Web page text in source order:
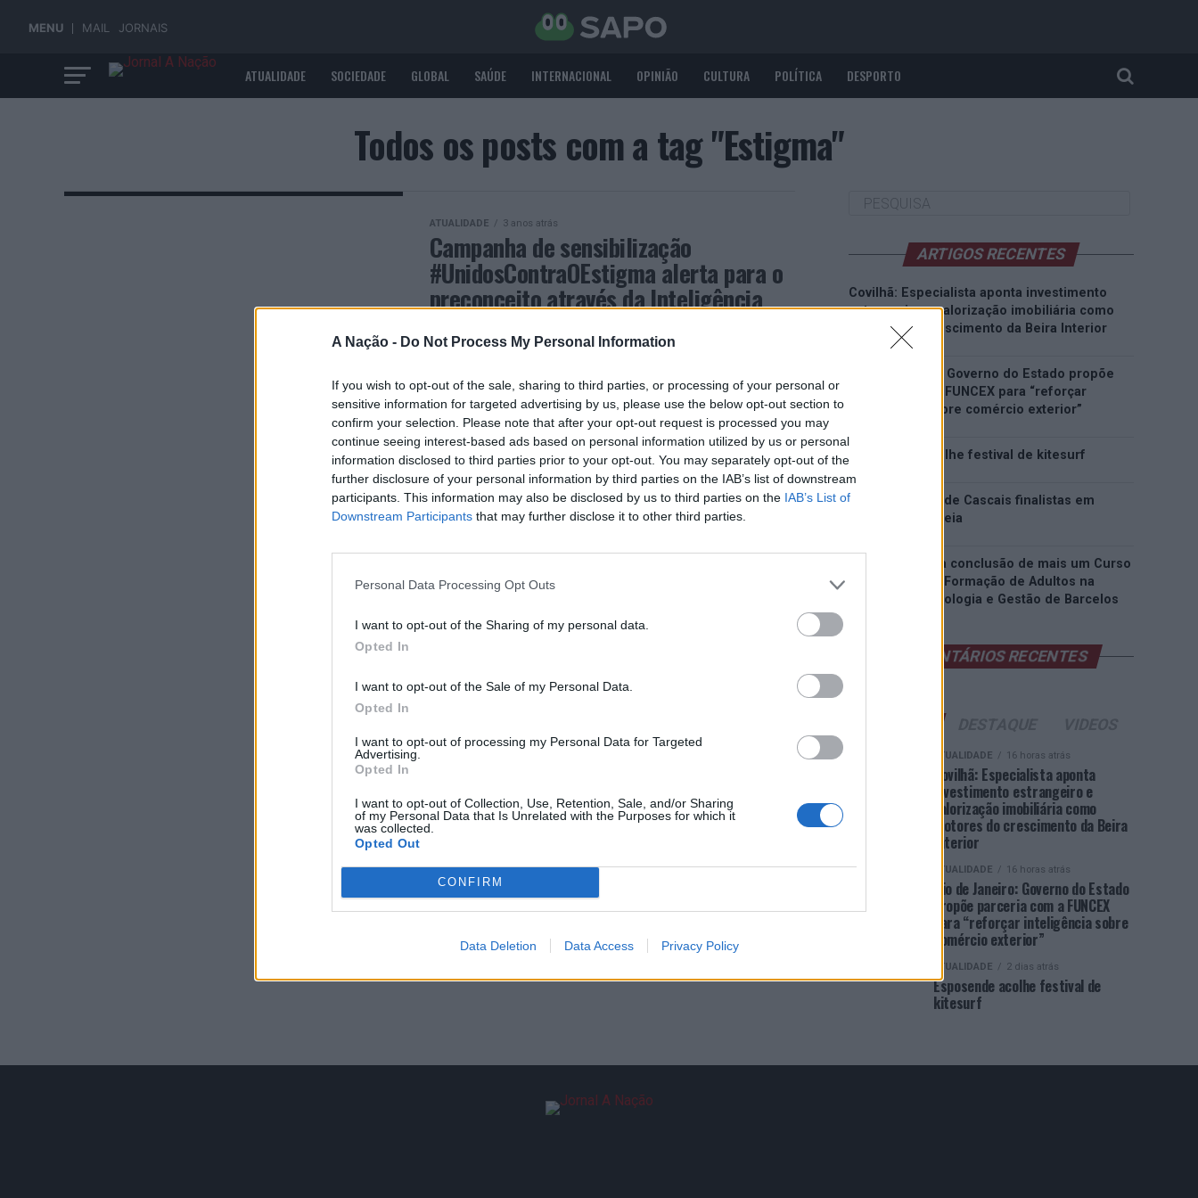
A Nação - Do Not Process My Personal Information
If you wish to opt-out of the sale, sharing to third parties, or processing of your personal or
sensitive information for targeted advertising by us, please use the below opt-out section to
confirm your selection. Please note that after your opt-out request is processed you may
continue seeing interest-based ads based on personal information utilized by us or personal
information disclosed to third parties prior to your opt-out. You may separately opt-out of the
further disclosure of your personal information by third parties on the IAB’s list of downstream
participants. This information may also be disclosed by us to third parties on the IAB’s List of
Downstream Participants that may further disclose it to other third parties.
Personal Data Processing Opt Outs
I want to opt-out of the Sharing of my personal data.
Opted In
I want to opt-out of the Sale of my Personal Data.
Opted In
I want to opt-out of processing my Personal Data for Targeted
Advertising.
Opted In
I want to opt-out of Collection, Use, Retention, Sale, and/or Sharing
of my Personal Data that Is Unrelated with the Purposes for which it
was collected.
Opted Out
CONFIRM
Data Deletion Data Access Privacy Policy
MENU MAIL JORNAIS
ATUALIDADE SOCIEDADE GLOBAL SAÚDE INTERNACIONAL OPINIÃO CULTURA POLÍTICA DESPORTO
Todos os posts com a tag "Estigma"
ATUALIDADE 3 anos atrás
Campanha de sensibilização
#UnidosContraOEstigma alerta para o
preconceito através da Inteligência
Mental
ARTIGOS RECENTES
Covilhã: Especialista aponta investimento
estrangeiro e valorização imobiliária como
motores do crescimento da Beira Interior
Rio de Janeiro: Governo do Estado propõe
parceria com a FUNCEX para “reforçar
inteligência sobre comércio exterior”
Esposende acolhe festival de kitesurf
Cinco projetos de Cascais finalistas em
iniciativa europeia
EMEC celebra a conclusão de mais um Curso
de Educação e Formação de Adultos na
Escola de Tecnologia e Gestão de Barcelos
COMENTÁRIOS RECENTES
ATUALIDADE 16 horas atrás
Covilhã: Especialista aponta
investimento estrangeiro e
valorização imobiliária como
motores do crescimento da Beira
Interior
ATUALIDADE 16 horas atrás
Rio de Janeiro: Governo do Estado
propõe parceria com a FUNCEX
para “reforçar inteligência sobre
comércio exterior”
ATUALIDADE 2 dias atrás
Esposende acolhe festival de
kitesurf